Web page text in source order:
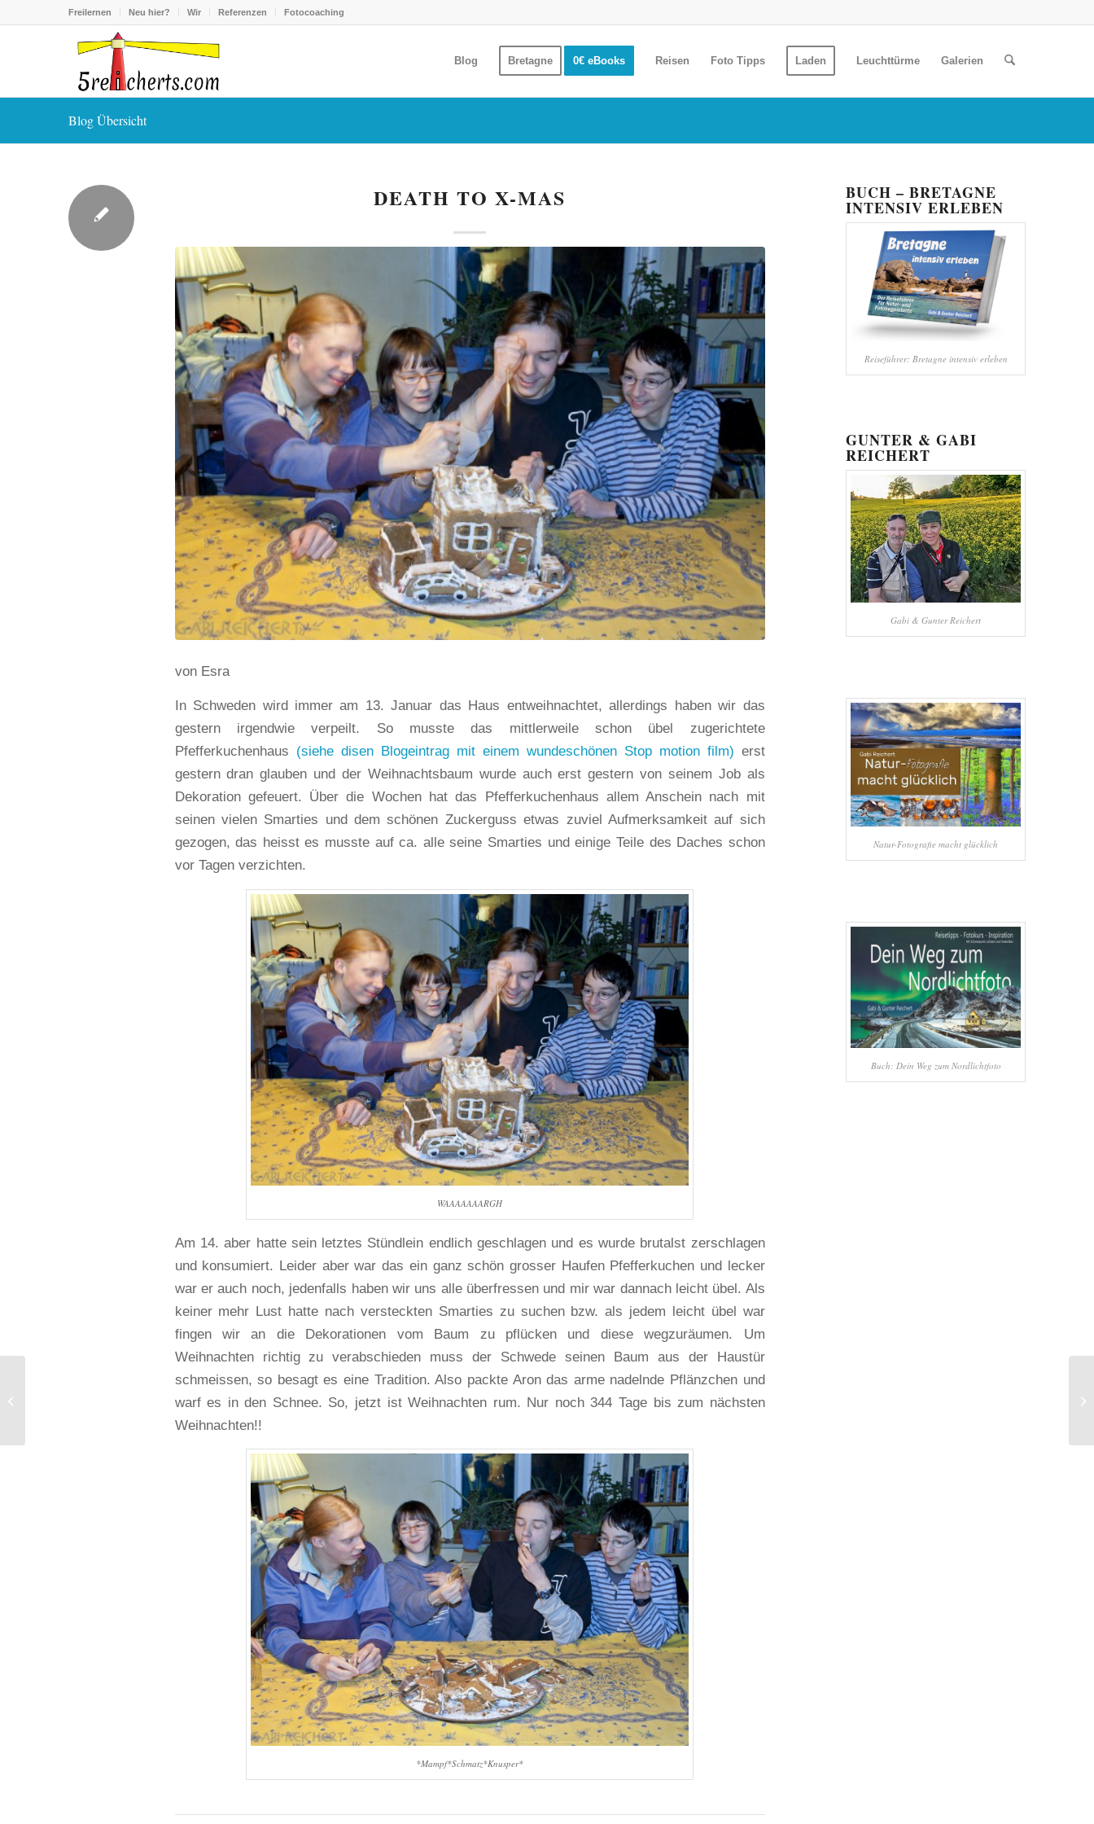
Freilernen Neu hier? Wir Referenzen Fotocoaching
Blog Bretagne 0€ eBooks Reisen Foto Tipps Laden Leuchttürme Galerien
Blog Übersicht
DEATH TO X-MAS
von Esra
In Schweden wird immer am 13. Januar das Haus entweihnachtet, allerdings haben wir das
gestern irgendwie verpeilt. So musste das mittlerweile schon übel zugerichtete
Pfefferkuchenhaus (siehe disen Blogeintrag mit einem wundeschönen Stop motion film) erst
gestern dran glauben und der Weihnachtsbaum wurde auch erst gestern von seinem Job als
Dekoration gefeuert. Über die Wochen hat das Pfefferkuchenhaus allem Anschein nach mit
seinen vielen Smarties und dem schönen Zuckerguss etwas zuviel Aufmerksamkeit auf sich
gezogen, das heisst es musste auf ca. alle seine Smarties und einige Teile des Daches schon
vor Tagen verzichten.
WAAAAAAARGH
Am 14. aber hatte sein letztes Stündlein endlich geschlagen und es wurde brutalst zerschlagen
und konsumiert. Leider aber war das ein ganz schön grosser Haufen Pfefferkuchen und lecker
war er auch noch, jedenfalls haben wir uns alle überfressen und mir war dannach leicht übel. Als
keiner mehr Lust hatte nach versteckten Smarties zu suchen bzw. als jedem leicht übel war
fingen wir an die Dekorationen vom Baum zu pflücken und diese wegzuräumen. Um
Weihnachten richtig zu verabschieden muss der Schwede seinen Baum aus der Haustür
schmeissen, so besagt es eine Tradition. Also packte Aron das arme nadelnde Pflänzchen und
warf es in den Schnee. So, jetzt ist Weihnachten rum. Nur noch 344 Tage bis zum nächsten
Weihnachten!!
*Mampf*Schmatz*Knusper*
BUCH – BRETAGNE
INTENSIV ERLEBEN
Reiseführer: Bretagne intensiv erleben
GUNTER & GABI
REICHERT
Gabi & Gunter Reichert
Natur-Fotografie macht glücklich
Buch: Dein Weg zum Nordlichtfoto